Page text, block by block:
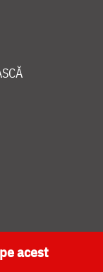
acest